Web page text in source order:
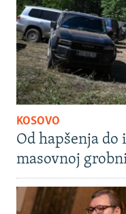
KOSOVO
Od hapšenja do
masovnoj